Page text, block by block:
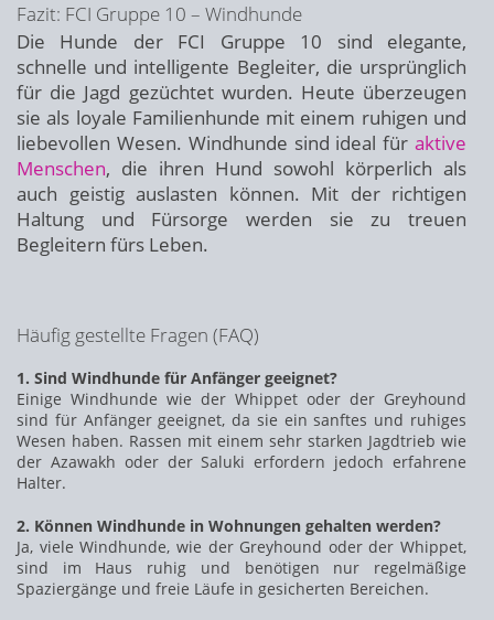
Fazit: FCI Gruppe 10 – Windhunde
Die Hunde der FCI Gruppe 10 sind elegante,
schnelle und intelligente Begleiter, die ursprünglich
für die Jagd gezüchtet wurden. Heute überzeugen
sie als loyale Familienhunde mit einem ruhigen und
liebevollen Wesen. Windhunde sind ideal für aktive
Menschen, die ihren Hund sowohl körperlich als
auch geistig auslasten können. Mit der richtigen
Haltung und Fürsorge werden sie zu treuen
Begleitern fürs Leben.
Häufig gestellte Fragen (FAQ)
1. Sind Windhunde für Anfänger geeignet?
Einige Windhunde wie der Whippet oder der Greyhound
sind für Anfänger geeignet, da sie ein sanftes und ruhiges
Wesen haben. Rassen mit einem sehr starken Jagdtrieb wie
der Azawakh oder der Saluki erfordern jedoch erfahrene
Halter.
2. Können Windhunde in Wohnungen gehalten werden?
Ja, viele Windhunde, wie der Greyhound oder der Whippet,
sind im Haus ruhig und benötigen nur regelmäßige
Spaziergänge und freie Läufe in gesicherten Bereichen.